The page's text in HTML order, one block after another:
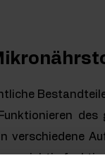
verschiedene
richtig